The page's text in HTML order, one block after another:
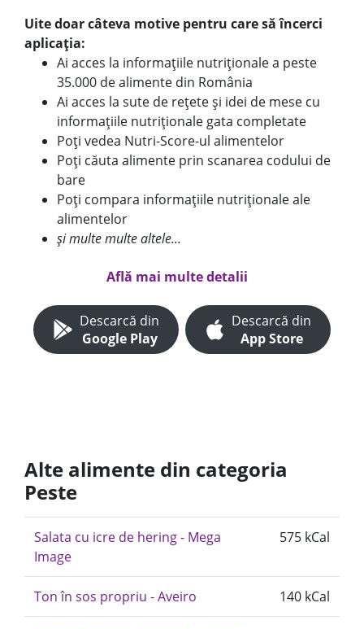
Uite doar câteva motive pentru care să încerci
aplicația:
Ai acces la informațiile nutriționale a peste
35.000 de alimente din România
Ai acces la sute de rețete și idei de mese cu
informațiile nutriționale gata completate
Poți vedea Nutri-Score-ul alimentelor
Poți căuta alimente prin scanarea codului de
bare
Poți compara informațiile nutriționale ale
alimentelor
și multe multe altele...
Află mai multe detalii
Descarcă din
Google Play
Descarcă din
App Store
Alte alimente din categoria
Peste
Salata cu icre de hering - Mega
Image
575 kCal
Ton în sos propriu - Aveiro 140 kCal